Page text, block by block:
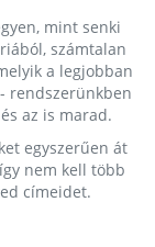
mint senki
számtalan
a legjobban
rendszerünkben
az is marad.
egyszerűen át
nem kell több
címeidet.